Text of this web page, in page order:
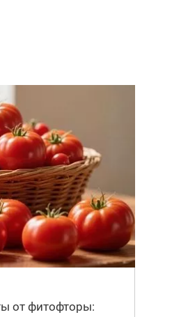
от фитофторы: